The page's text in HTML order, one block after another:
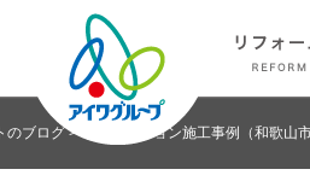
のブログ> リノベーション施工事例（和歌山